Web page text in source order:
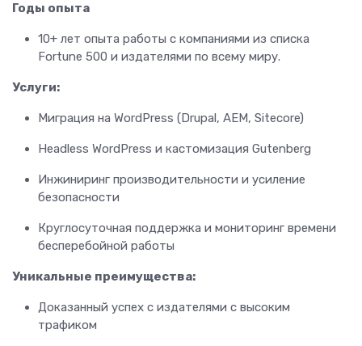
Годы опыта
10+ лет опыта работы с компаниями из списка
Fortune 500 и издателями по всему миру.
Услуги:
Миграция на WordPress (Drupal, AEM, Sitecore)
Headless WordPress и кастомизация Gutenberg
Инжиниринг производительности и усиление
безопасности
Круглосуточная поддержка и мониторинг времени
бесперебойной работы
Уникальные преимущества:
Доказанный успех с издателями с высоким
трафиком